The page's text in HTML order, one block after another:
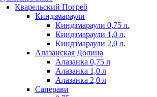
Кварельский Погреб
Киндзмараули
Киндзмараули 0,75 л.
Киндзмараули 1,0 л.
Киндзмараули 2,0 л.
Алазанская Долина
Алазанка 0,75 л
Алазанка 1,0 л
Алазанка 2,0 л
Саперави